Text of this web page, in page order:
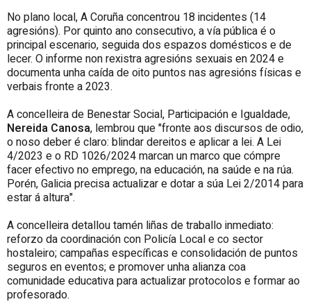
No plano local, A Coruña concentrou 18 incidentes (14
agresións). Por quinto ano consecutivo, a vía pública é o
principal escenario, seguida dos espazos domésticos e de
lecer. O informe non rexistra agresións sexuais en 2024 e
documenta unha caída de oito puntos nas agresións físicas e
verbais fronte a 2023.
A concelleira de Benestar Social, Participación e Igualdade,
Nereida Canosa, lembrou que "fronte aos discursos de odio,
o noso deber é claro: blindar dereitos e aplicar a lei. A Lei
4/2023 e o RD 1026/2024 marcan un marco que cómpre
facer efectivo no emprego, na educación, na saúde e na rúa.
Porén, Galicia precisa actualizar e dotar a súa Lei 2/2014 para
estar á altura".
A concelleira detallou tamén liñas de traballo inmediato:
reforzo da coordinación con Policía Local e co sector
hostaleiro; campañas específicas e consolidación de puntos
seguros en eventos; e promover unha alianza coa
comunidade educativa para actualizar protocolos e formar ao
profesorado.